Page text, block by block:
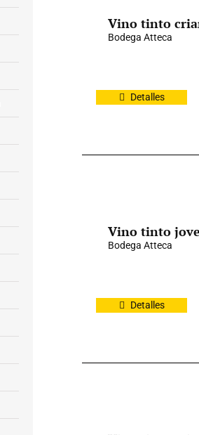
Vino tinto
Bodega Atteca
Detalles
Vino tinto
Bodega Atteca
Detalles